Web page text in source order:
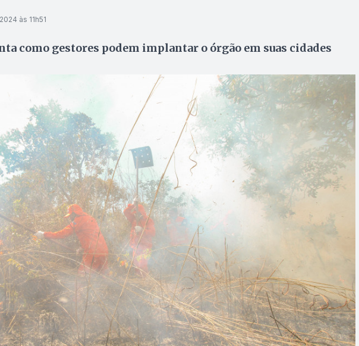
às 11h51
como gestores podem implantar o órgão em suas cidades